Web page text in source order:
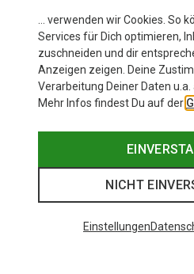
Mojito Wrap Schuhe
163,95 €
… verwenden wir Cookies. So
Services für Dich optimieren,
zuschneiden und dir
Anzeigen zeigen. Deine
Verarbeitung Deiner Daten u.a.
Mehr Infos findest Du auf der
NICHT
Einstellungen